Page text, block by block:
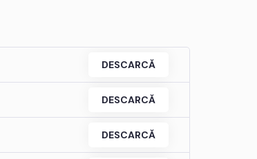
DESCARCĂ
DESCARCĂ
DESCARCĂ